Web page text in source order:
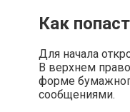
Как
Для начала
В верхнем
форме
сообщениями.